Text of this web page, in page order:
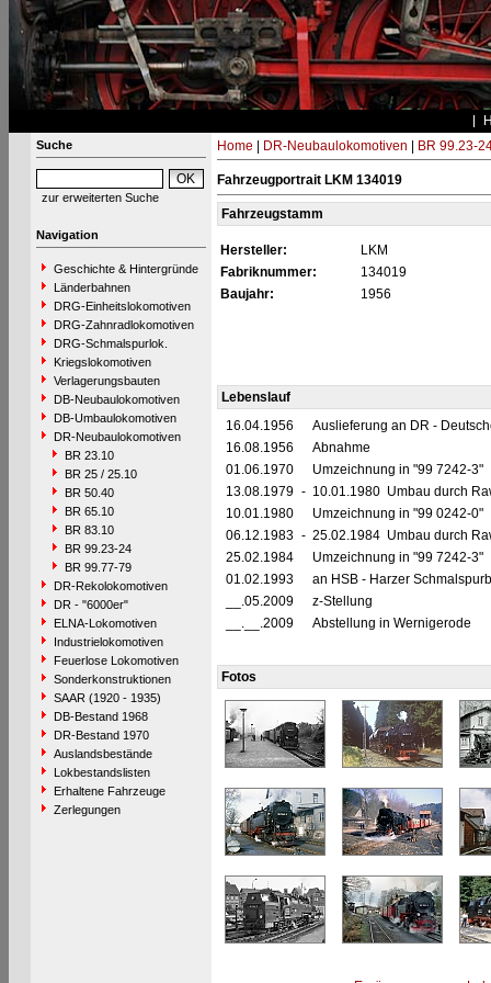
Suche
zur erweiterten Suche
Navigation
Geschichte & Hintergründe
Länderbahnen
DRG-Einheitslokomotiven
DRG-Zahnradlokomotiven
DRG-Schmalspurlok.
Kriegslokomotiven
Verlagerungsbauten
DB-Neubaulokomotiven
DB-Umbaulokomotiven
DR-Neubaulokomotiven
BR 23.10
BR 25 / 25.10
BR 50.40
BR 65.10
BR 83.10
BR 99.23-24
BR 99.77-79
DR-Rekolokomotiven
DR - "6000er"
ELNA-Lokomotiven
Industrielokomotiven
Feuerlose Lokomotiven
Sonderkonstruktionen
SAAR (1920 - 1935)
DB-Bestand 1968
DR-Bestand 1970
Auslandsbestände
Lokbestandslisten
Erhaltene Fahrzeuge
Zerlegungen
Home DR-Neubaulokomotiven BR 99.23-
Fahrzeugportrait LKM 134019
Fahrzeugstamm
Hersteller:
LKM
Fabriknummer:
134019
Baujahr:
1956
Lebenslauf
16.04.1956
Auslieferung an DR -
16.08.1956
Abnahme
01.06.1970
Umzeichnung in "99 7242-3"
13.08.1979 - 10.01.1980 Umbau durch
10.01.1980
Umzeichnung in "99 0242-0"
06.12.1983 - 25.02.1984 Umbau durch
25.02.1984
Umzeichnung in "99 7242-3"
01.02.1993
an HSB - Harzer
__.05.2009
z-Stellung
__.__.2009
Abstellung in Wernigerode
Fotos